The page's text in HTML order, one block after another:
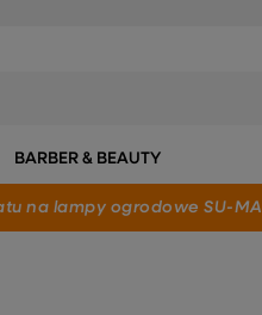
BARBER & BEAUTY
na lampy ogrodowe SU-MA